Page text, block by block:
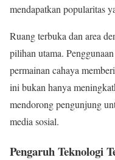
mendapatkan popularitas
Ruang terbuka dan area
pilihan utama.
permainan cahaya
ini bukan hanya
mendorong pengunjung
media sosial.
Pengaruh Teknologi